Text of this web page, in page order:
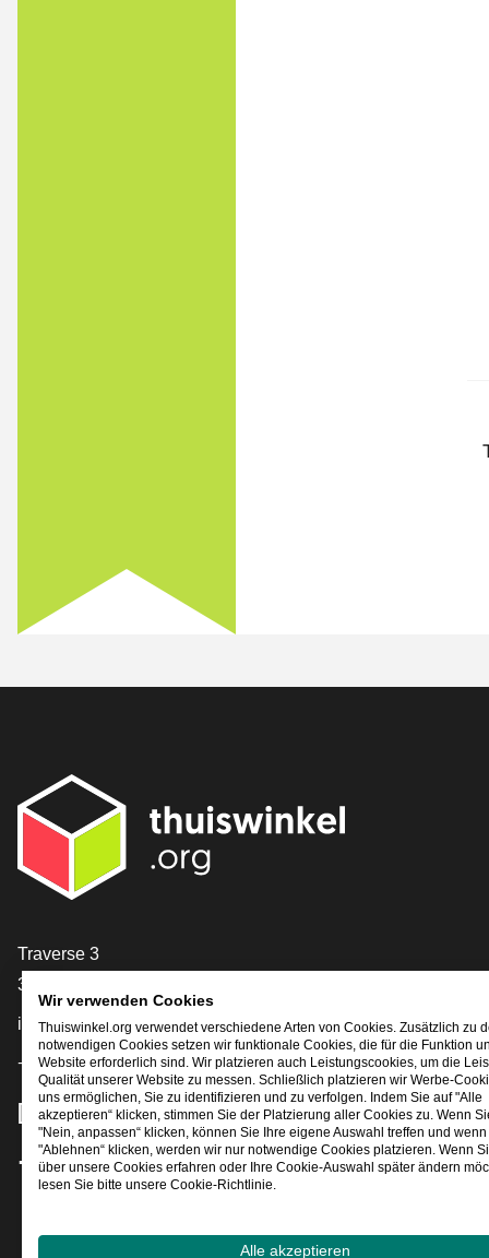
[_General:Contact]
Traverse 3
3905 NL Veenendaal
info@thuiswinkel.org
+31 (0)318 64 85 75
[_General:SocialMediaTitle]
Facebook
X LinkedIn
Instagram
YouTube
Wir verwenden Cookies
Thuiswinkel.org verwendet verschiedene Arten von Cookies. Zusätzlich zu
notwendigen Cookies setzen wir funktionale Cookies, die für die Funktion
Website erforderlich sind. Wir platzieren auch Leistungscookies, um die
Qualität unserer Website zu messen. Schließlich platzieren wir Werbe-
uns ermöglichen, Sie zu identifizieren und zu verfolgen. Indem Sie auf "Alle
akzeptieren“ klicken, stimmen Sie der Platzierung aller Cookies zu. Wenn
"Nein, anpassen“ klicken, können Sie Ihre eigene Auswahl treffen und
"Ablehnen“ klicken, werden wir nur notwendige Cookies platzieren. Wenn
über unsere Cookies erfahren oder Ihre Cookie-Auswahl später ändern
lesen Sie bitte unsere Cookie-Richtlinie.
Alle akzeptieren